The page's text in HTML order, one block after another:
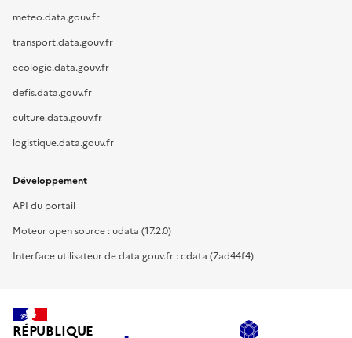
meteo.data.gouv.fr
transport.data.gouv.fr
ecologie.data.gouv.fr
defis.data.gouv.fr
culture.data.gouv.fr
logistique.data.gouv.fr
Développement
API du portail
Moteur open source : udata (17.2.0)
Interface utilisateur de data.gouv.fr : cdata (7ad44f4)
RÉPUBLIQUE